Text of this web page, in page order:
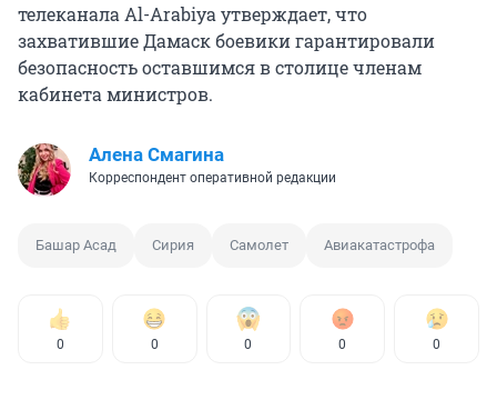
телеканала Al-Arabiya утверждает, что
захватившие Дамаск боевики гарантировали
безопасность оставшимся в столице членам
кабинета министров.
Алена Смагина
Корреспондент оперативной редакции
Башар Асад Сирия Самолет Авиакатастрофа
0 0 0 0 0